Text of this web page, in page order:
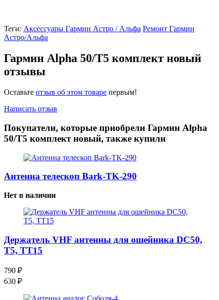
Теги: Аксессуары Гармин Астро / Альфа Ремонт Гармин
Астро/Альфа
Гармин Alpha 50/T5 комплект новый
отзывы
Оставьте отзыв об этом товаре первым!
Написать отзыв
Покупатели, которые приобрели Гармин Alpha
50/T5 комплект новый, также купили
Антенна телескоп Bark-TK-290
Нет в наличии
Держатель VHF антенны для ошейника DC50,
T5, TT15
790 ₽
630 ₽